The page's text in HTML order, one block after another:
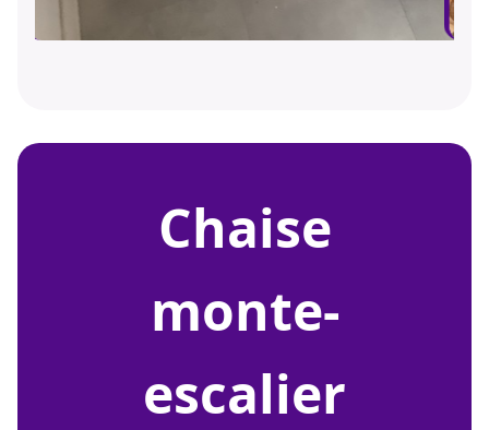
chaise
monte-
escalier